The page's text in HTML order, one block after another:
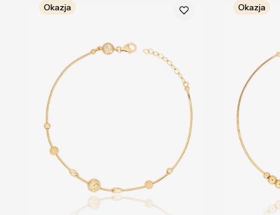
Okazja Okazja